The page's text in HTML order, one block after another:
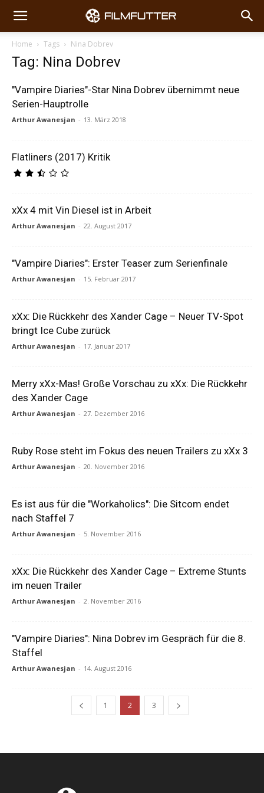
Home Tags Nina Dobrev
Tag: Nina Dobrev
"Vampire Diaries"-Star Nina Dobrev übernimmt neue
Serien-Hauptrolle
Arthur Awanesjan - 13. März 2018
Flatliners (2017) Kritik
xXx 4 mit Vin Diesel ist in Arbeit
Arthur Awanesjan - 22. August 2017
"Vampire Diaries": Erster Teaser zum Serienfinale
Arthur Awanesjan - 15. Februar 2017
xXx: Die Rückkehr des Xander Cage – Neuer TV-Spot
bringt Ice Cube zurück
Arthur Awanesjan - 17. Januar 2017
Merry xXx-Mas! Große Vorschau zu xXx: Die Rückkehr
des Xander Cage
Arthur Awanesjan - 27. Dezember 2016
Ruby Rose steht im Fokus des neuen Trailers zu xXx 3
Arthur Awanesjan - 20. November 2016
Es ist aus für die "Workaholics": Die Sitcom endet
nach Staffel 7
Arthur Awanesjan - 5. November 2016
xXx: Die Rückkehr des Xander Cage – Extreme Stunts
im neuen Trailer
Arthur Awanesjan - 2. November 2016
"Vampire Diaries": Nina Dobrev im Gespräch für die 8.
Staffel
Arthur Awanesjan - 14. August 2016
1 2 3